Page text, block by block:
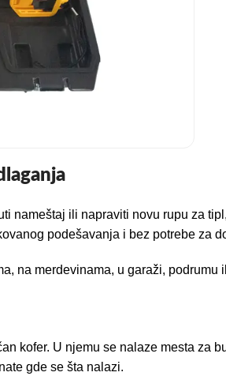
nameštaj ili napraviti novu rupu za
podešavanja i bez potrebe za
na merdevinama, u garaži,
kofer. U njemu se nalaze mesta za
gde se šta nalazi.